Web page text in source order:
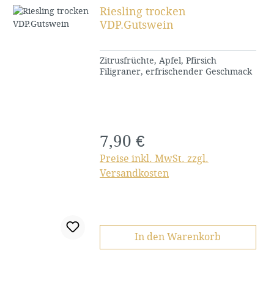
Riesling trocken
VDP.Gutswein
Zitrusfrüchte, Apfel, Pfirsich
Filigraner, erfrischender Geschmack
Regulärer Preis:
7,90 €
Preise inkl. MwSt. zzgl.
Versandkosten
In den Warenkorb